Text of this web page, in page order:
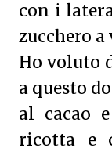
con i
zucchero a
Ho voluto
a questo
al cacao
ricotta e